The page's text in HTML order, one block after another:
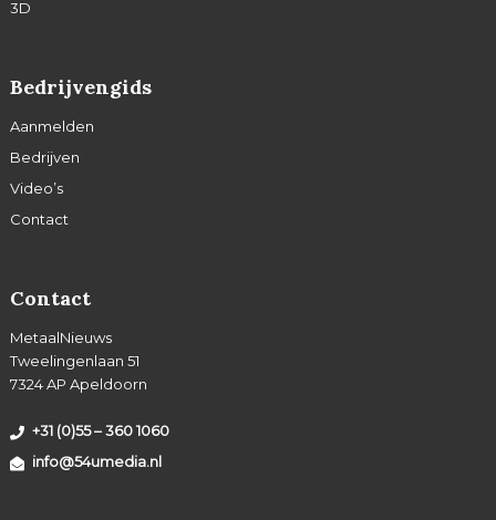
3D
Bedrijvengids
Aanmelden
Bedrijven
Video’s
Contact
Contact
MetaalNieuws
Tweelingenlaan 51
7324 AP Apeldoorn
+31 (0)55 – 360 1060
info@54umedia.nl